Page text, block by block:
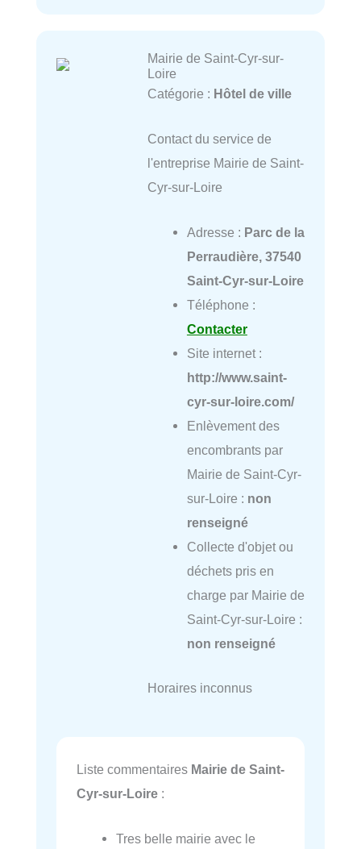
Mairie de Saint-Cyr-sur-
Loire
Catégorie : Hôtel de ville
Contact du service de
l'entreprise Mairie de Saint-
Cyr-sur-Loire
Adresse : Parc de la
Perraudière, 37540
Saint-Cyr-sur-Loire
Téléphone :
Contacter
Site internet :
http://www.saint-
cyr-sur-loire.com/
Enlèvement des
encombrants par
Mairie de Saint-Cyr-
sur-Loire : non
renseigné
Collecte d'objet ou
déchets pris en
charge par Mairie de
Saint-Cyr-sur-Loire :
non renseigné
Horaires inconnus
Liste commentaires Mairie de Saint-
Cyr-sur-Loire :
Tres belle mairie avec le